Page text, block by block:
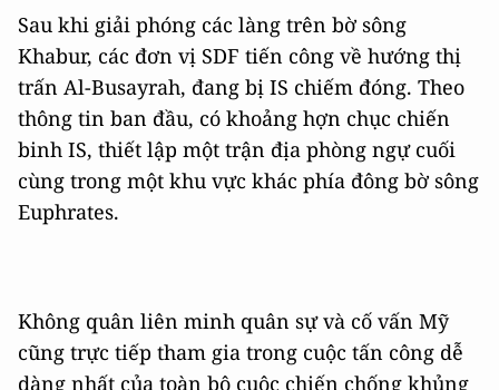
Sau khi giải phóng các làng trên bờ sông
Khabur, các đơn vị SDF tiến công về hướng thị
trấn Al-Busayrah, đang bị IS chiếm đóng. Theo
thông tin ban đầu, có khoảng hợn chục chiến
binh IS, thiết lập một trận địa phòng ngự cuối
cùng trong một khu vực khác phía đông bờ sông
Euphrates.
Không quân liên minh quân sự và cố vấn Mỹ
cũng trực tiếp tham gia trong cuộc tấn công dễ
dàng nhất của toàn bộ cuộc chiến chống khủng